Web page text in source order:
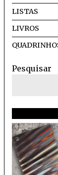
LISTAS
LIVROS
Pesquisar